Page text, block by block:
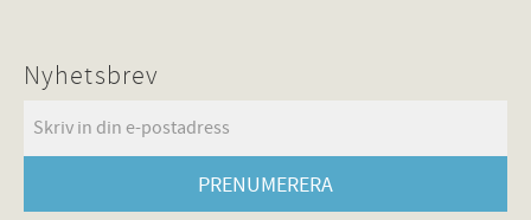
Nyhetsbrev
PRENUMERERA